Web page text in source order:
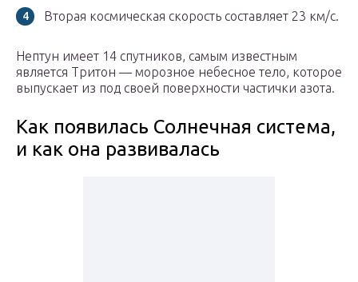
Вторая космическая скорость составляет 23 км/с.
Нептун имеет 14 спутников, самым известным
является Тритон — морозное небесное тело, которое
выпускает из под своей поверхности частички азота.
Как появилась Солнечная система,
и как она развивалась